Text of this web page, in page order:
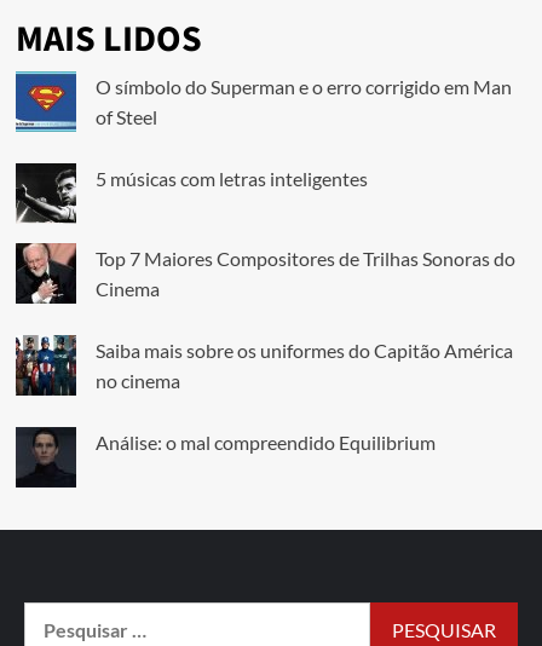
MAIS LIDOS
O símbolo do Superman e o erro corrigido em Man
of Steel
5 músicas com letras inteligentes
Top 7 Maiores Compositores de Trilhas Sonoras do
Cinema
Saiba mais sobre os uniformes do Capitão América
no cinema
Análise: o mal compreendido Equilibrium